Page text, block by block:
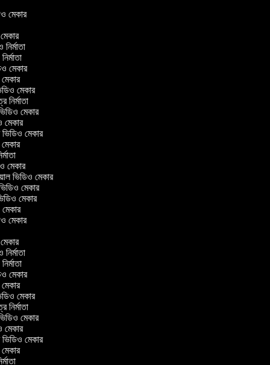
মেকার
নির্মাতা
মেকার
মেকার
মেকার
নির্মাতা
মেকার
মেকার
ভিডিও মেকার
মেকার
মেকার
ভিডিও মেকার
মেকার
মেকার
মেকার
মেকার
নির্মাতা
মেকার
মেকার
মেকার
নির্মাতা
মেকার
মেকার
ভিডিও মেকার
মেকার